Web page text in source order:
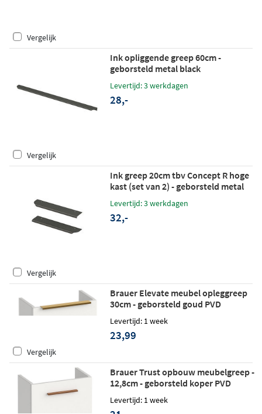
Vergelijk
Ink opliggende greep 60cm -
geborsteld metal black
Levertijd: 3 werkdagen
28,-
Vergelijk
Ink greep 20cm tbv Concept R hoge
kast (set van 2) - geborsteld metal
Levertijd: 3 werkdagen
32,-
Vergelijk
Brauer Elevate meubel opleggreep
30cm - geborsteld goud PVD
Levertijd: 1 week
23,99
Vergelijk
Brauer Trust opbouw meubelgreep -
12,8cm - geborsteld koper PVD
Levertijd: 1 week